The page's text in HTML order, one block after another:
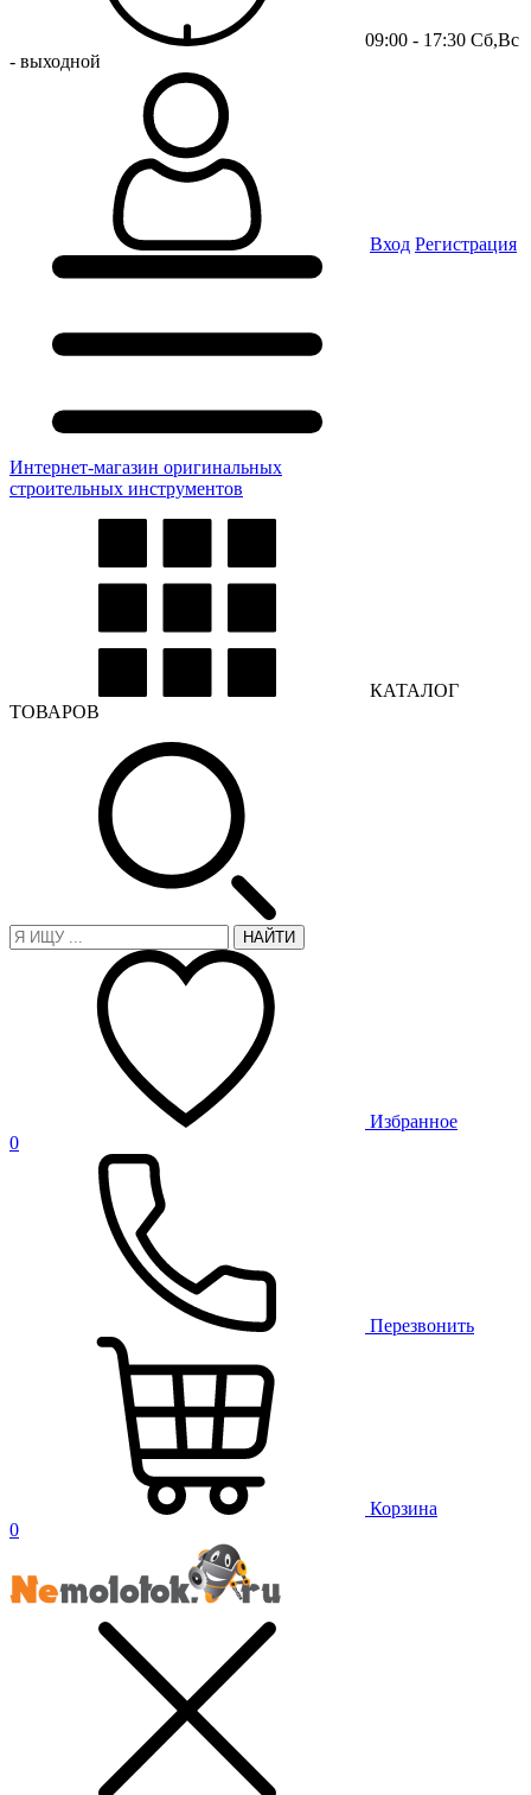
09:00 - 17:30 Сб,Вс
- выходной
Вход Регистрация
Интернет-магазин оригинальных
строительных инструментов
КАТАЛОГ
ТОВАРОВ
НАЙТИ
Избранное
0
Перезвонить
Корзина
0